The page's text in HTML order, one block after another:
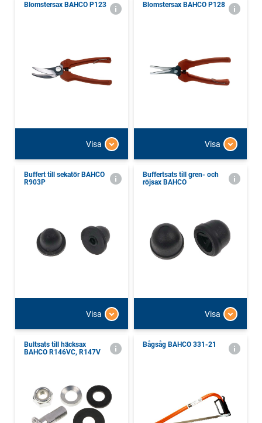
Blomstersax BAHCO P123
Visa
Blomstersax BAHCO P128
Visa
Buffert till sekatör BAHCO
R903P
Visa
Buffertsats till gren- och
röjsax BAHCO
Visa
Bultsats till häcksax
BAHCO R146VC, R147V
Bågsåg BAHCO 331-21